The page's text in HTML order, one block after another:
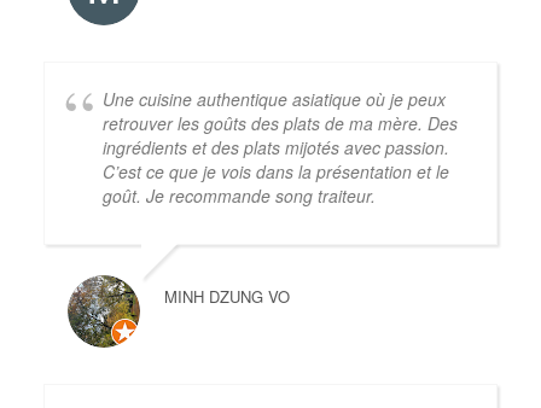
Une cuisine authentique asiatique où je peux
retrouver les goûts des plats de ma mère. Des
ingrédients et des plats mijotés avec passion.
C’est ce que je vois dans la présentation et le
goût. Je recommande song traiteur.
MINH DZUNG VO